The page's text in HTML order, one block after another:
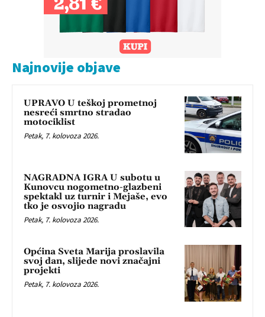
Najnovije objave
UPRAVO U teškoj prometnoj
nesreći smrtno stradao
motociklist
Petak, 7. kolovoza 2026.
NAGRADNA IGRA U subotu u
Kunovcu nogometno-glazbeni
spektakl uz turnir i Mejaše, evo
tko je osvojio nagradu
Petak, 7. kolovoza 2026.
Općina Sveta Marija proslavila
svoj dan, slijede novi značajni
projekti
Petak, 7. kolovoza 2026.